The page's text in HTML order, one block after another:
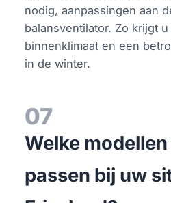
nodig, aanpassingen aan
balansventilator. Zo krijgt
binnenklimaat en een
in de winter.
07
Welke
passen bij uw